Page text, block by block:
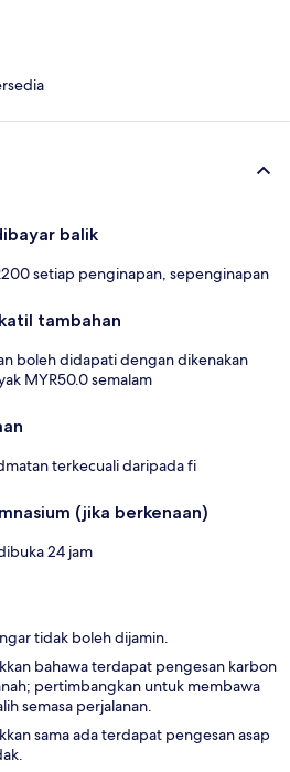
balik
setiap penginapan, sepenginapan
tambahan
boleh didapati dengan dikenakan
MYR50.0 semalam
terkecuali daripada fi
(jika berkenaan)
24 jam
tidak boleh dijamin.
bahawa terdapat pengesan karbon
pertimbangkan untuk membawa
semasa perjalanan.
sama ada terdapat pengesan asap